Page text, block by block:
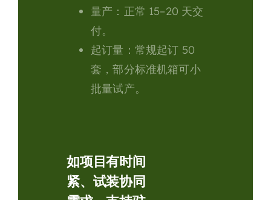
量产 ：正常 15–20 天交
付。
起订量 ：常规起订 50
套，部分标准机箱可小
批量试产。
如项目有时间
紧、试装协同